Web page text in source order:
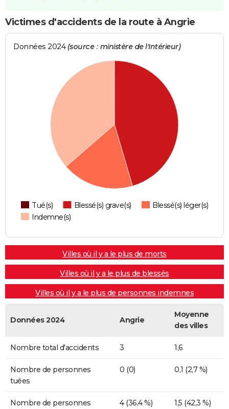
Victimes d'accidents de la route à Angrie
Données 2024 (source : ministère de l'Intérieur)
Tué(s) Blessé(s) grave(s)
Blessé(s) léger(s)
Indemne(s)
Villes où il y a le plus de morts
Villes où il y a le plus de blessés
Villes où il y a le plus de personnes indemnes
Données 2024 Angrie
Moyenne
des villes
Nombre total d'accidents 3 1,6
Nombre de personnes
tuées
0 (0) 0,1 (2,7 %)
Nombre de personnes
4 (36,4 %) 1,5 (42,3 %)